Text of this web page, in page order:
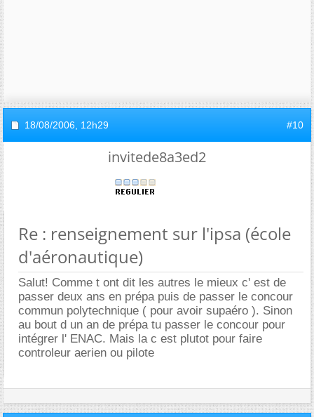
18/08/2006, 12h29 #10
invitede8a3ed2
Re : renseignement sur l'ipsa (école
d'aéronautique)
Salut! Comme t ont dit les autres le mieux c' est de
passer deux ans en prépa puis de passer le concour
commun polytechnique ( pour avoir supaéro ). Sinon
au bout d un an de prépa tu passer le concour pour
intégrer l' ENAC. Mais la c est plutot pour faire
controleur aerien ou pilote